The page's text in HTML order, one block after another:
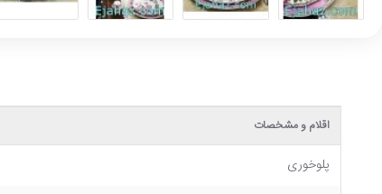
اقلام و مشخصات
پلوخوری